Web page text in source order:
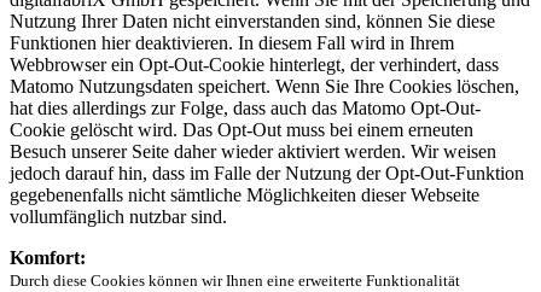
Nutzung Ihrer Daten nicht einverstanden sind, können Sie diese
Funktionen hier deaktivieren. In diesem Fall wird in Ihrem
Webbrowser ein Opt-Out-Cookie hinterlegt, der verhindert, dass
Matomo Nutzungsdaten speichert. Wenn Sie Ihre Cookies löschen,
hat dies allerdings zur Folge, dass auch das Matomo Opt-Out-
Cookie gelöscht wird. Das Opt-Out muss bei einem erneuten
Besuch unserer Seite daher wieder aktiviert werden. Wir weisen
jedoch darauf hin, dass im Falle der Nutzung der Opt-Out-Funktion
gegebenenfalls nicht sämtliche Möglichkeiten dieser Webseite
vollumfänglich nutzbar sind.
Komfort:
Durch diese Cookies können wir Ihnen eine erweiterte Funktionalität